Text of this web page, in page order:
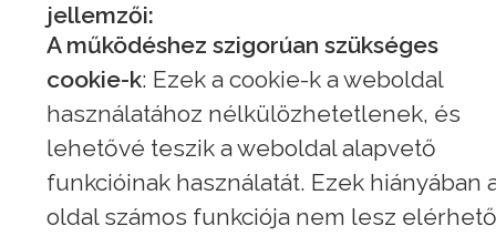
jellemzői:
A működéshez szigorúan szükséges
cookie-k: Ezek a cookie-k a weboldal
használatához nélkülözhetetlenek, és
lehetővé teszik a weboldal alapvető
funkcióinak használatát. Ezek hiányában
oldal számos funkciója nem lesz elérhető